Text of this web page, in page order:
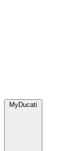
MyDucati